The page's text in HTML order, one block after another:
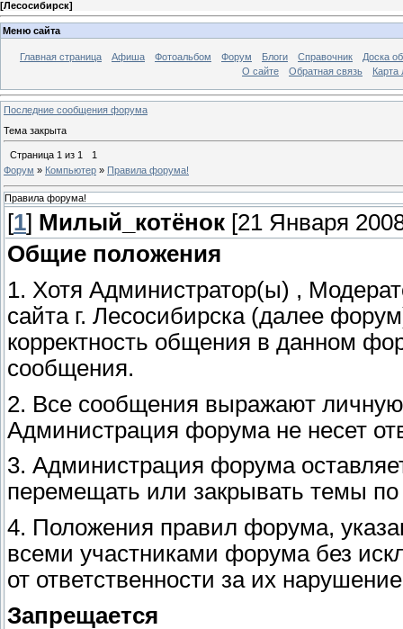
[Лесосибирск]
Меню сайта
Главная страница Афиша Фотоальбом Форум Блоги Справочник
Доска
О сайте
Обратная связь Карта
Последние сообщения форума
Тема закрыта
Страница 1 из 1
1
Форум » Компьютер » Правила форума!
Правила форума!
[1] Милый_котёнок [21 Января
Общие положения
1. Хотя Администратор(ы) ,
сайта г. Лесосибирска (далее
корректность общения в данном
сообщения.
2. Все сообщения выражают
Администрация форума не несет
3. Администрация форума
перемещать или закрывать темы
4. Положения правил форума,
всеми участниками форума без
от ответственности за их
Запрещается